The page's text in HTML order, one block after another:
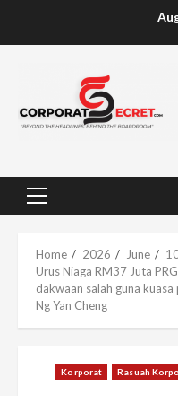
Primary
Home 2026 June
Urus Niaga RM37 Juta
dakwaan salah guna
Ng Yan Cheng
Korporat Rasuah